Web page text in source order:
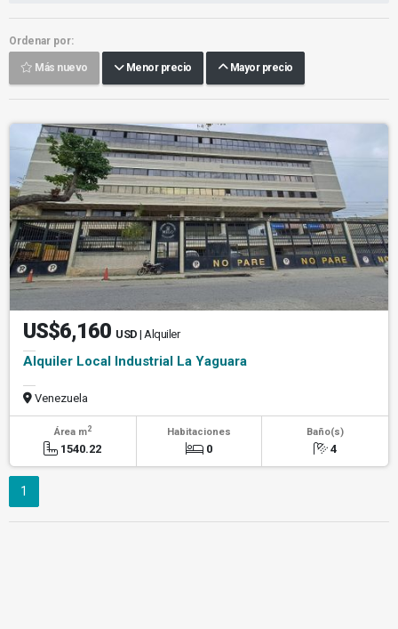
Ordenar por:
Más nuevo Menor precio Mayor precio
US$6,160 USD | Alquiler
Alquiler Local Industrial La Yaguara
Venezuela
Área m2
1540.22
Habitaciones
0
Baño(s)
4
1